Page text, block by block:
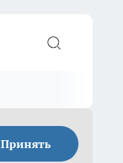
Принять